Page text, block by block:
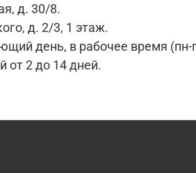
д. 30/8.
д. 2/3, 1 этаж.
день, в рабочее время (пн-
от 2 до 14 дней.